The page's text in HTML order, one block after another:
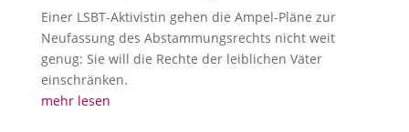
Einer LSBT-Aktivistin gehen die Ampel-Pläne zur
Neufassung des Abstammungsrechts nicht weit
genug: Sie will die Rechte der leiblichen Väter
einschränken.
mehr lesen